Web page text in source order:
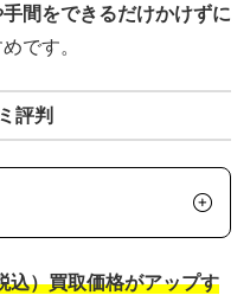
手間をできるだけかけずに
です。
評判
込）買取価格がアップす